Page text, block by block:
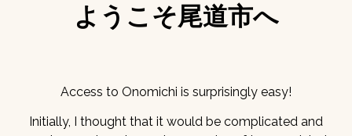
ようこそ尾道市へ
Access to Onomichi is surprisingly easy!
Initially, I thought that it would be complicated and